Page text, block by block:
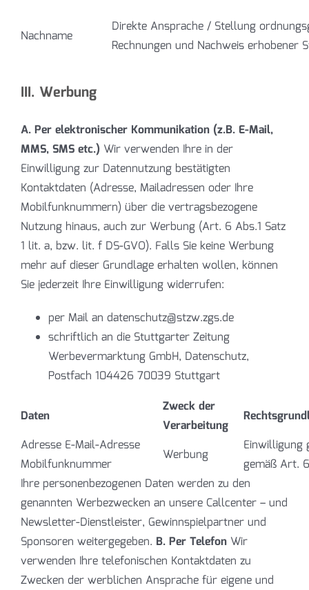
Nachname
Direkte Ansprache / Stellung
Rechnungen und Nachweis erhobener
III. Werbung
A. Per elektronischer Kommunikation (z.B. E-Mail,
MMS, SMS etc.) Wir verwenden Ihre in der
Einwilligung zur Datennutzung bestätigten
Kontaktdaten (Adresse, Mailadressen oder Ihre
Mobilfunknummern) über die vertragsbezogene
Nutzung hinaus, auch zur Werbung (Art. 6 Abs.1 Satz
1 lit. a, bzw. lit. f DS-GVO). Falls Sie keine Werbung
mehr auf dieser Grundlage erhalten wollen, können
Sie jederzeit Ihre Einwilligung widerrufen:
per Mail an datenschutz@stzw.zgs.de
schriftlich an die Stuttgarter Zeitung
Werbevermarktung GmbH, Datenschutz,
Postfach 104426 70039 Stuttgart
Daten
Zweck der
Verarbeitung
Adresse E-Mail-Adresse
Mobilfunknummer
Werbung
Einwilligung
gemäß Art.
Ihre personenbezogenen Daten werden zu den
genannten Werbezwecken an unsere Callcenter – und
Newsletter-Dienstleister, Gewinnspielpartner und
Sponsoren weitergegeben. B. Per Telefon Wir
verwenden Ihre telefonischen Kontaktdaten zu
Zwecken der werblichen Ansprache für eigene und